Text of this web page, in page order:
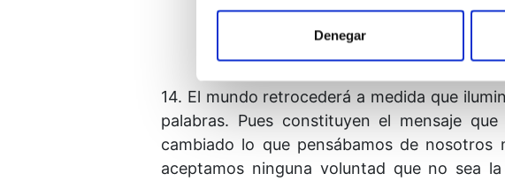
Denegar
14. El mundo retrocederá a medida que
palabras. Pues constituyen el mensaje
cambiado lo que pensábamos de
aceptamos ninguna voluntad que no sea